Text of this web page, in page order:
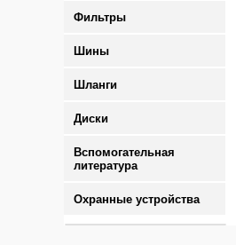
Фильтры
Шины
Шланги
Диски
Вспомогательная
литература
Охранные устройства